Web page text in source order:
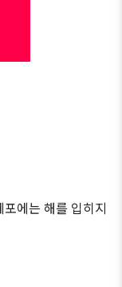
에는 해를 입히지